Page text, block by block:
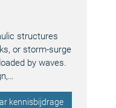
structures
or storm-surge
by waves.
kennisbijdrage